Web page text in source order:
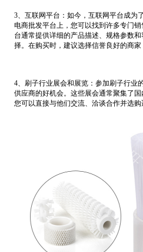
3、互联网平台：如今，互联网平台成为
电商批发平台上，您可以找到许多专门
台通常提供详细的产品描述、规格参数
择。在购买时，建议选择信誉良好的商家
4、刷子行业展会和展览：参加刷子行业
供应商的好机会。这些展会通常聚集了
您可以直接与他们交流、洽谈合作并选购